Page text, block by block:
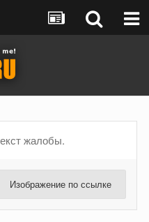
жалобы.
Изображение по ссылке